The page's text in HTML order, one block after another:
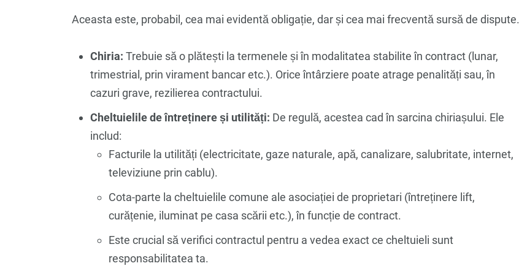
Aceasta este, probabil, cea mai evidentă obligație, dar și cea mai frecventă sursă de dispute.
Chiria: Trebuie să o plătești la termenele și în modalitatea stabilite în contract (lunar,
trimestrial, prin virament bancar etc.). Orice întârziere poate atrage penalități sau, în
cazuri grave, rezilierea contractului.
Cheltuielile de întreținere și utilități: De regulă, acestea cad în sarcina chiriașului. Ele
includ:
Facturile la utilități (electricitate, gaze naturale, apă, canalizare, salubritate, internet,
televiziune prin cablu).
Cota-parte la cheltuielile comune ale asociației de proprietari (întreținere lift,
curățenie, iluminat pe casa scării etc.), în funcție de contract.
Este crucial să verifici contractul pentru a vedea exact ce cheltuieli sunt
responsabilitatea ta.